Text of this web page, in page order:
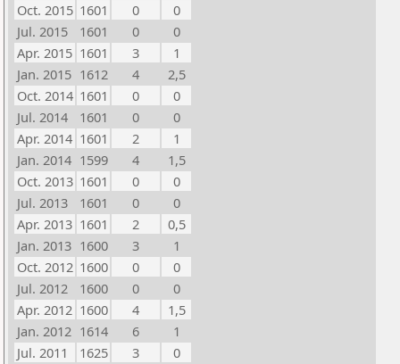
Oct. 2015 1601 0
0
Jul. 2015
1601 0
0
Apr. 2015 1601 3
1
Jan. 2015 1612 4
2,5
Oct. 2014 1601 0
0
Jul. 2014
1601 0
0
Apr. 2014 1601 2
1
Jan. 2014 1599 4
1,5
Oct. 2013 1601 0
0
Jul. 2013
1601 0
0
Apr. 2013 1601 2
0,5
Jan. 2013 1600 3
1
Oct. 2012 1600 0
0
Jul. 2012
1600 0
0
Apr. 2012 1600 4
1,5
Jan. 2012 1614 6
1
Jul. 2011
1625 3
0